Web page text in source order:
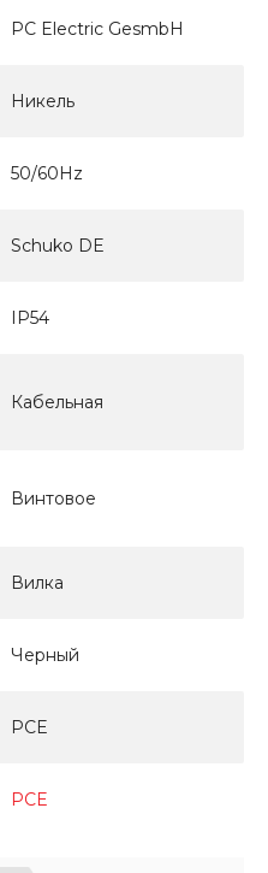
PC Electric GesmbH
Никель
50/60Hz
Schuko DE
IP54
Кабельная
Винтовое
Вилка
Черный
PCE
PCE